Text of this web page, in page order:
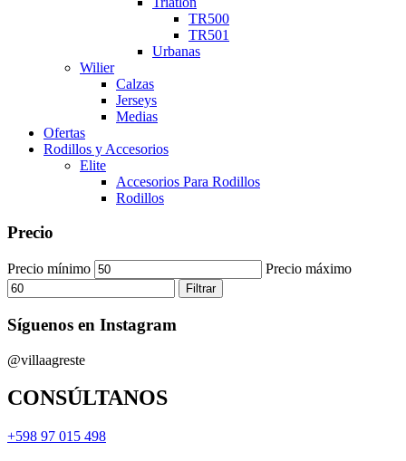
TR500
TR501
Urbanas
Wilier
Calzas
Jerseys
Medias
Ofertas
Rodillos y Accesorios
Elite
Accesorios Para Rodillos
Rodillos
Precio
Precio mínimo Precio máximo
Filtrar
Síguenos en Instagram
@villaagreste
CONSÚLTANOS
+598 97 015 498